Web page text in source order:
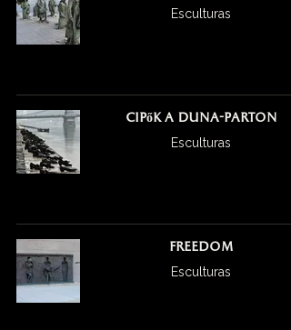
Esculturas
Cipők a Duna-parton
Esculturas
Freedom
Esculturas